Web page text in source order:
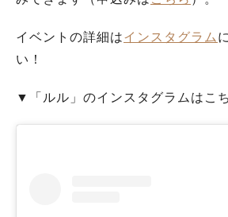
イベントの詳細はインスタグラム
い！
▼「ルル」のインスタグラムはこ